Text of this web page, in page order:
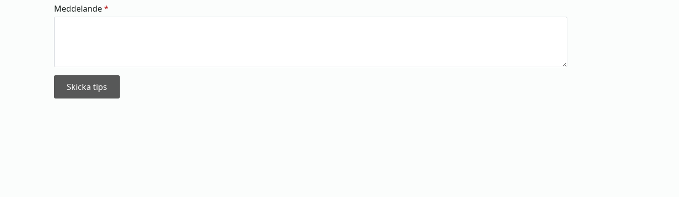
Meddelande *
Skicka tips